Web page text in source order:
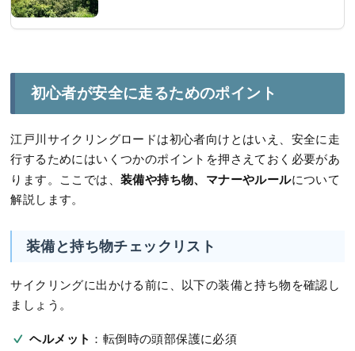
初心者が安全に走るためのポイント
江戸川サイクリングロードは初心者向けとはいえ、安全に走
行するためにはいくつかのポイントを押さえておく必要があ
ります。ここでは、装備や持ち物、マナーやルールについて
解説します。
装備と持ち物チェックリスト
サイクリングに出かける前に、以下の装備と持ち物を確認し
ましょう。
ヘルメット ：転倒時の頭部保護に必須